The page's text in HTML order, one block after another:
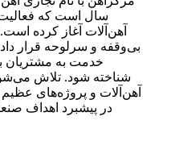
سال است که
آهن‌آلات آغاز کرده
بی‌وقفه و سرلوحه قرار
خدمت به مشتریان
شناخته شود. تلاش
آهن‌آلات و پروژه‌های
در پیشبرد اهداف